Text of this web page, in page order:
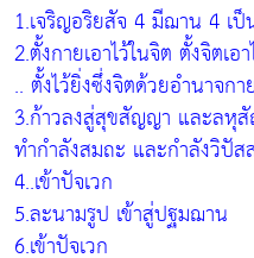
1.เจริญอริยสัจ 4 มีฌาน 4
2.ตั้งกายเอาไว้ในจิต ตั้งจิตเอ
.. ตั้งไว้ยิ่งซึ่งจิตด้วยอำนาจก
3.ก้าวลงสู่สุขสัญญา และลหุ
ทำกำลังสมถะ และกำลังวิปัส
4..เข้าปัจเวก
5.ละนามรูป เข้าสู่ปฐมฌาน
6.เข้าปัจเวก